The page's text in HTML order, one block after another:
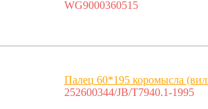
WG9000360515
Палец 60*195 коромысла
252600344/JB/T7940.1-1995